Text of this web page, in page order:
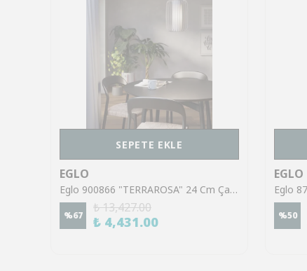
SEPETE EKLE
EGLO
Eglo 900866 "TERRAROSA" 24 Cm Çapında Çelik Kum Rengi Sarkıt Avize
%67
₺ 13,427.00
₺ 4,431.00
EGLO
%50